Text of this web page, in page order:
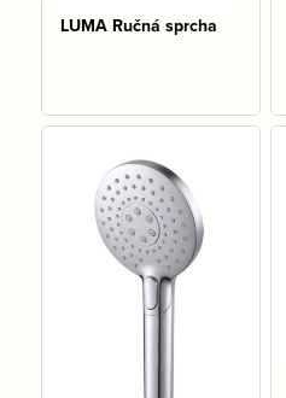
LUMA Ručná sprcha